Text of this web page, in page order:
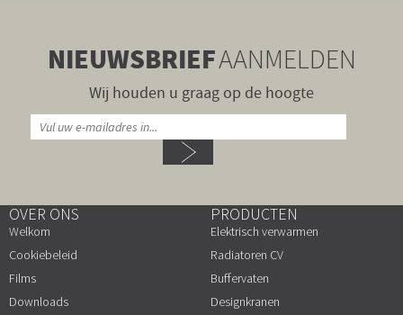
NIEUWSBRIEFAANMELDEN
Wij houden u graag op de hoogte
OVER ONS
Welkom
Cookiebeleid
Films
Downloads
PRODUCTEN
Elektrisch verwarmen
Radiatoren CV
Buffervaten
Designkranen